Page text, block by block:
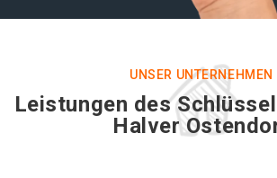
UNSER UNTERNEHMEN
Leistungen des
Halver